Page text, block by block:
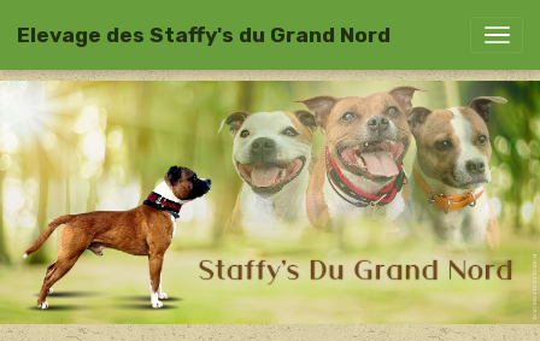
Elevage des Staffy's du Grand Nord